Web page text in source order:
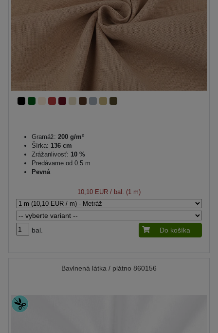
Gramáž: 200 g/m²
Šírka: 136 cm
Zrážanlivosť: 10 %
Predávame od 0.5 m
Pevná
10,10 EUR / bal. (1 m)
bal. Do košíka
Bavlnená látka / plátno 860156